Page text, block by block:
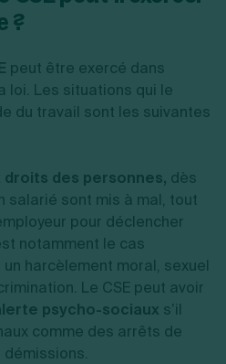
?
peut être exercé dans
loi. Les situations qui le
du travail sont les suivantes
des personnes, dès
salarié sont mis à mal, tout
pour déclencher
notamment le cas
harcèlement moral, sexuel
Le CSE peut avoir
psycho-sociaux s’il
comme des arrêts de